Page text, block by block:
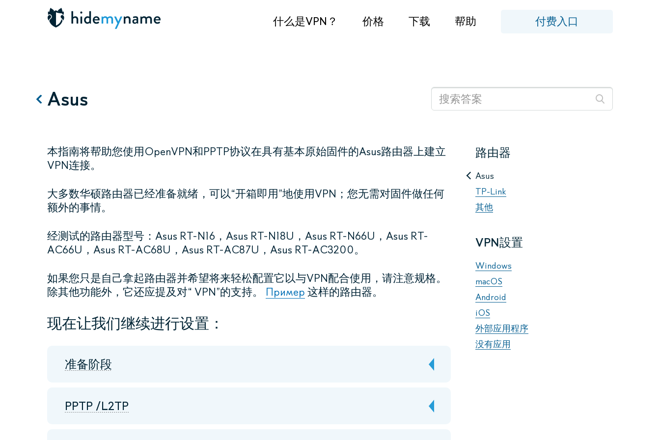
什么是VPN？ 价格 下载 帮助 付费入口
Asus
本指南将帮助您使用OpenVPN和PPTP协议在具有基本原始固件的Asus路由器上建立
VPN连接。
大多数华硕路由器已经准备就绪，可以“开箱即用”地使用VPN；您无需对固件做任何
额外的事情。
经测试的路由器型号：Asus RT-N16，Asus RT-N18U，Asus RT-N66U，Asus RT-
AC66U，Asus RT-AC68U，Asus RT-AC87U，Asus RT-AC3200。
如果您只是自己拿起路由器并希望将来轻松配置它以与VPN配合使用，请注意规格。
除其他功能外，它还应提及对“ VPN”的支持。
Пример 这样的路由器。
现在让我们继续进行设置：
准备阶段
PPTP /L2TP
路由器
Asus
TP-Link
其他
VPN設置
Windows
macOS
Android
iOS
外部应用程序
没有应用